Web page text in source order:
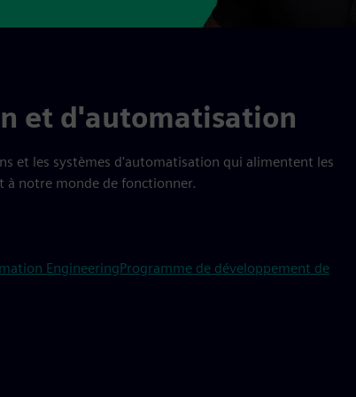
et d'automatisation
et les systèmes d'automatisation qui alimentent les
notre monde de fonctionner.
EngineeringProgramme de développement de